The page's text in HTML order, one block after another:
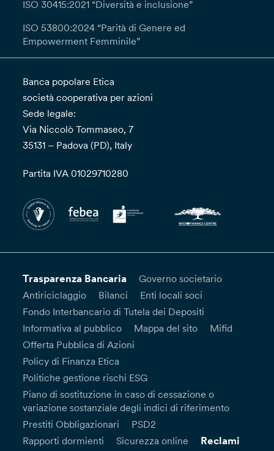
ISO 30415:2021 “Diversità e inclusione”
ISO 53800:2024 “Parità di Genere ed
Empowerment Femminile”
Banca popolare Etica
società cooperativa per azioni
Sede legale:
Via Niccolò Tommaseo, 7
35131 – Padova (PD), Italy
Partita IVA 01029710280
Trasparenza Bancaria
Governo societario
Antiriciclaggio
Bilanci
Enti locali soci
Fondo Interbancario di Tutela dei Depositi
Informativa al pubblico
Mappa del sito
Mifid
Offerta Pubblica di Azioni
Policy di Finanza Etica
Politiche gestione rischi ESG
Piano di sostituzione in caso di cessazione o
variazione sostanziale degli indici di riferimento
Prestiti Obbligazionari
PSD2
Rapporti dormienti
Sicurezza online Reclami